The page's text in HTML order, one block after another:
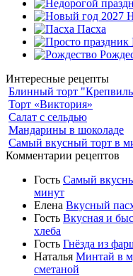
Пасха
Интересные рецепты
Блинный торт
Торт «Виктория»
Салат с сельдью
Мандарины в шоколаде
Самый вкусный торт в
Комментарии рецептов
Гость Самый
минут
Елена Вкусный
Гость Вкусная и
хлеба
Гость Гнёзда из
Наталья Минтай в
сметаной